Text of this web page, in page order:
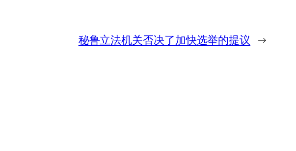
秘鲁立法机关否决了加快选举的提议 →